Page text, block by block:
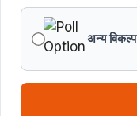
अन्य विकल्प